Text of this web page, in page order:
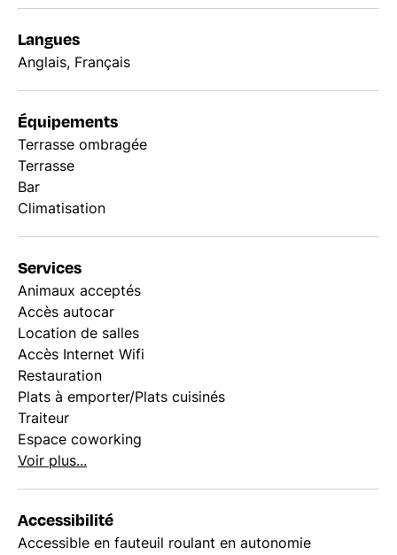
Langues
Anglais, Français
Équipements
Terrasse ombragée
Terrasse
Bar
Climatisation
Services
Animaux acceptés
Accès autocar
Location de salles
Accès Internet Wifi
Restauration
Plats à emporter/Plats cuisinés
Traiteur
Espace coworking
Voir plus...
Accessibilité
Accessible en fauteuil roulant en autonomie